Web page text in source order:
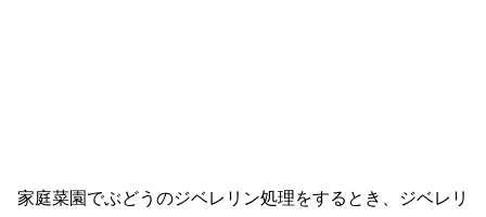
家庭菜園でぶどうのジベレリン処理をするとき、ジベレリ